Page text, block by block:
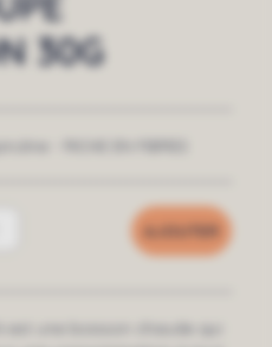
30G
- RICHE EN FIBRES
AJOUTER
est une boisson chaude qui